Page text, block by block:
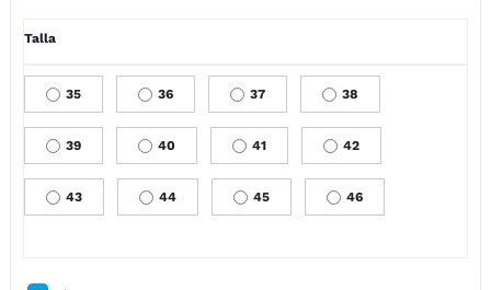
Talla
35 36 37 38
39 40 41 42
43 44 45 46